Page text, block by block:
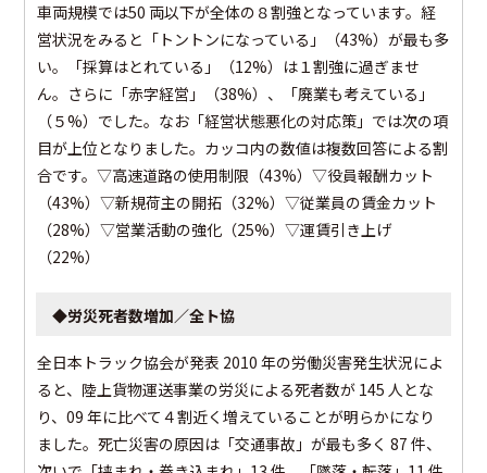
車両規模では50 両以下が全体の８割強となっています。経
営状況をみると「トントンになっている」（43%）が最も多
い。「採算はとれている」（12%）は１割強に過ぎませ
ん。さらに「赤字経営」（38%）、「廃業も考えている」
（５%）でした。なお「経営状態悪化の対応策」では次の項
目が上位となりました。カッコ内の数値は複数回答による割
合です。▽高速道路の使用制限（43%）▽役員報酬カット
（43%）▽新規荷主の開拓（32%）▽従業員の賃金カット
（28%）▽営業活動の強化（25%）▽運賃引き上げ
（22%）
◆労災死者数増加／全ト協
全日本トラック協会が発表 2010 年の労働災害発生状況によ
ると、陸上貨物運送事業の労災による死者数が 145 人とな
り、09 年に比べて４割近く増えていることが明らかになり
ました。死亡災害の原因は「交通事故」が最も多く 87 件、